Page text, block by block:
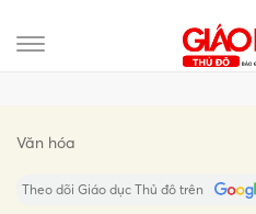
Văn hóa
Theo dõi Giáo dục Thủ đô trên